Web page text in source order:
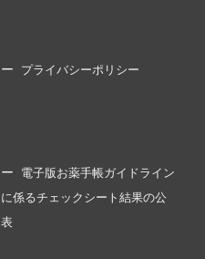
プライバシーポリシー
電子版お薬手帳ガイドライン
に係るチェックシート結果の公
表